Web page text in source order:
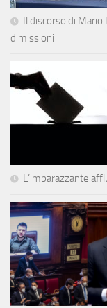
Il discorso di
dimissioni
L’imbarazzante